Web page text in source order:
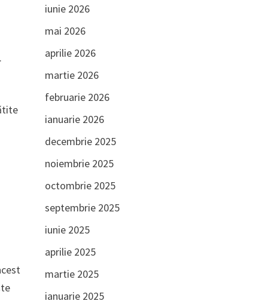
iunie 2026
mai 2026
aprilie 2026
martie 2026
februarie 2026
ianuarie 2026
decembrie 2025
noiembrie 2025
octombrie 2025
septembrie 2025
iunie 2025
aprilie 2025
martie 2025
ianuarie 2025